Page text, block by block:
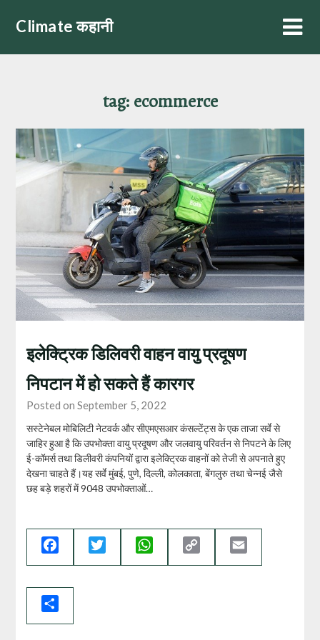
Climate कहानी
tag:ecommerce
इलेक्ट्रिक डिलिवरी वाहन वायु प्रदूषण
निपटान में हो सकते हैं कारगर
Posted on September 5, 2022
सस्टेनेबल मोबिलिटी नेटवर्क और सीएमएसआर कंसल्टेंट्स के एक ताजा सर्वे से
जाहिर हुआ है कि उपभोक्ता वायु प्रदूषण और जलवायु परिवर्तन से निपटने के लिए
ई-कॉमर्स तथा डिलीवरी कंपनियों द्वारा इलेक्ट्रिक वाहनों को तेजी से अपनाते हुए
देखना चाहते हैं।यह सर्वे मुंबई, पुणे, दिल्ली, कोलकाता, बेंगलुरु तथा चेन्नई जैसे
छह बड़े शहरों में 9048 उपभोक्ताओं…
Facebook Twitter WhatsApp
Link